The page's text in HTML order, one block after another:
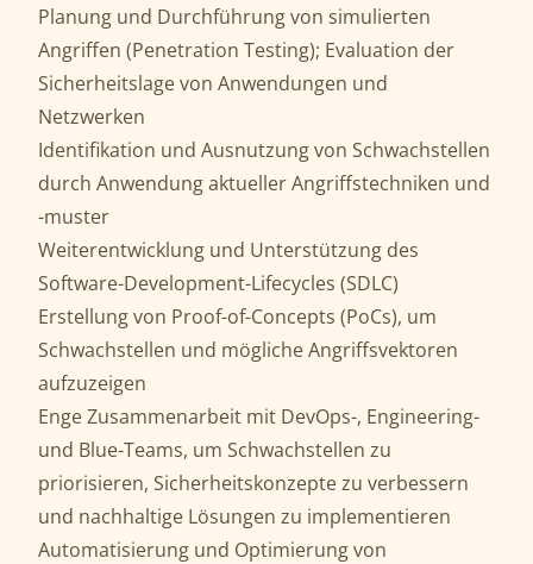
Planung und Durchführung von simulierten
Angriffen (Penetration Testing); Evaluation der
Sicherheitslage von Anwendungen und
Netzwerken
Identifikation und Ausnutzung von Schwachstellen
durch Anwendung aktueller Angriffstechniken und
-muster
Weiterentwicklung und Unterstützung des
Software-Development-Lifecycles (SDLC)
Erstellung von Proof-of-Concepts (PoCs), um
Schwachstellen und mögliche Angriffsvektoren
aufzuzeigen
Enge Zusammenarbeit mit DevOps-, Engineering-
und Blue-Teams, um Schwachstellen zu
priorisieren, Sicherheitskonzepte zu verbessern
und nachhaltige Lösungen zu implementieren
Automatisierung und Optimierung von